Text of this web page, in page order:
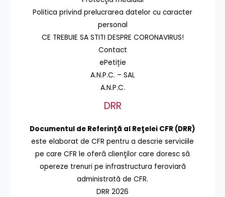
Politica privind prelucrarea datelor cu caracter
personal
CE TREBUIE SA STITI DESPRE CORONAVIRUS!
Contact
ePetiție
A.N.P.C. – SAL
A.N.P.C.
DRR
Documentul de Referinţă al Reţelei CFR (DRR)
este elaborat de CFR pentru a descrie serviciile
pe care CFR le oferă clienţilor care doresc să
opereze trenuri pe infrastructura feroviară
administrată de CFR.
DRR 2026